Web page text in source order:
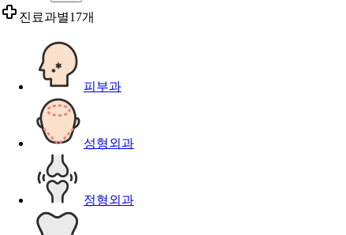
진료과별17개
피부과
성형외과
정형외과